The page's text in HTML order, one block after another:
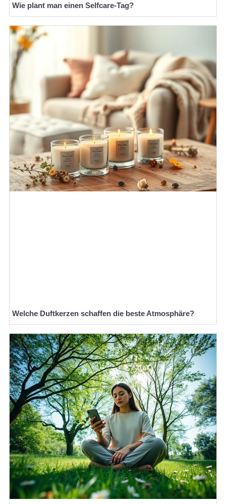
Wie plant man einen Selfcare-Tag?
Welche Duftkerzen schaffen die beste Atmosphäre?